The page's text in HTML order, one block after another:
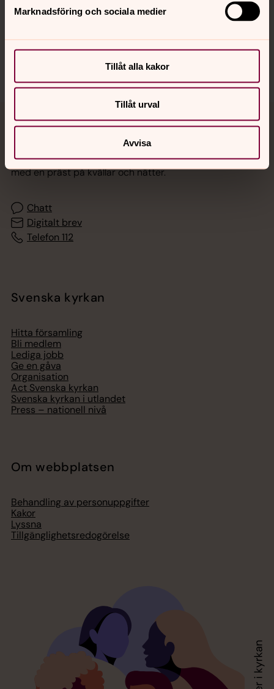
Marknadsföring och sociala medier
Tillåt alla kakor
Tillåt urval
Avvisa
Jourhavande präst
Akut samtals- och krisstöd. Prata eller chatta anonymt
med en präst på kvällar och nätter.
Chatt
Digitalt brev
Telefon 112
Svenska kyrkan
Hitta församling
Bli medlem
Lediga jobb
Ge en gåva
Organisation
Act Svenska kyrkan
Svenska kyrkan i utlandet
Press – nationell nivå
Om webbplatsen
Behandling av personuppgifter
Kakor
Lyssna
Tillgänglighetsredogörelse